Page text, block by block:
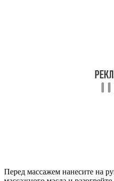
Перед массажем нанесите на